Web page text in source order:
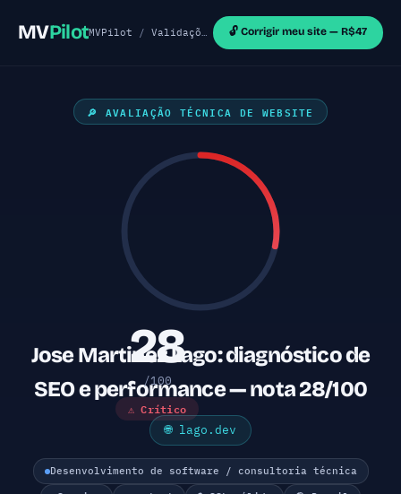
MVPilotMVPilot /Validações de MVP /Sites Outras
🔓 Corrigir meu site — R$47
🔎 AVALIAÇÃO TÉCNICA DE WEBSITE
28
/100
⚠ Crítico
Jose Martinez Lago: diagnóstico de
SEO e performance — nota 28/100
🌐 lago.dev
Desenvolvimento de software / consultoria técnica